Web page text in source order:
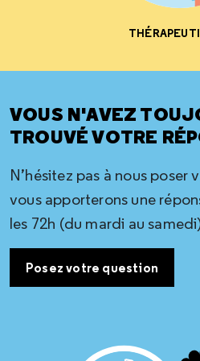
VOUS N'AVEZ
TROUVÉ VOTRE
N’hésitez pas à nous
vous apporterons une
les 72h (du mardi au
Posez votre question